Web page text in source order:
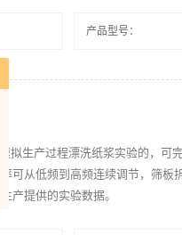
产品型号：
拟生产过程漂洗纸浆实验的，可
可从低频到高频连续调节，筛
产提供的实验数据。